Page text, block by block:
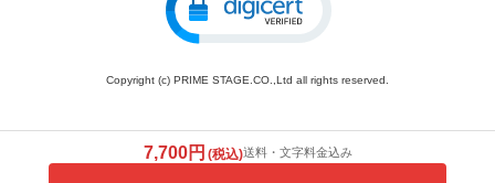
Copyright (c) PRIME STAGE.CO.,Ltd all rights reserved.
7,700円 (税込)送料・文字料金込み